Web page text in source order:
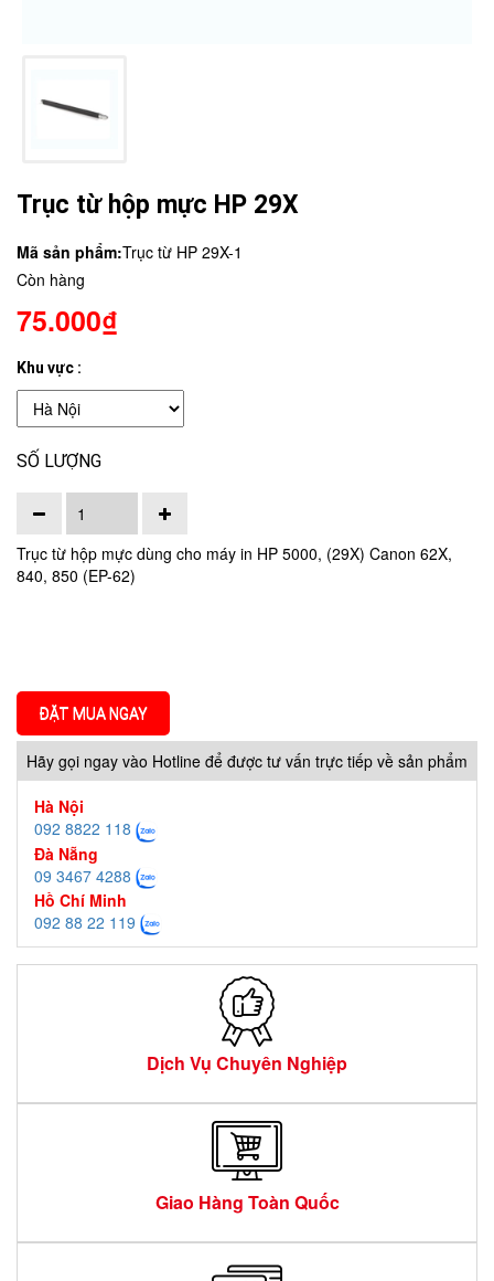
Trục từ hộp mực HP 29X
Mã sản phẩm:Trục từ HP 29X-1
Còn hàng
75.000₫
Khu vực :
SỐ LƯỢNG
Trục từ hộp mực dùng cho máy in HP 5000, (29X) Canon 62X,
840, 850 (EP-62)
ĐẶT MUA NGAY
Hãy gọi ngay vào Hotline để được tư vấn trực tiếp về sản phẩm
Hà Nội
092 8822 118
Đà Nẵng
09 3467 4288
Hồ Chí Minh
092 88 22 119
Dịch Vụ Chuyên Nghiệp
Giao Hàng Toàn Quốc